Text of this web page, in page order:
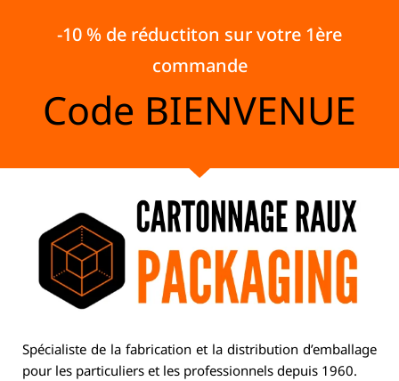
-10 % de réductiton sur votre 1ère
commande
Code BIENVENUE
Spécialiste de la fabrication et la distribution d’emballage
pour les particuliers et les professionnels depuis 1960.